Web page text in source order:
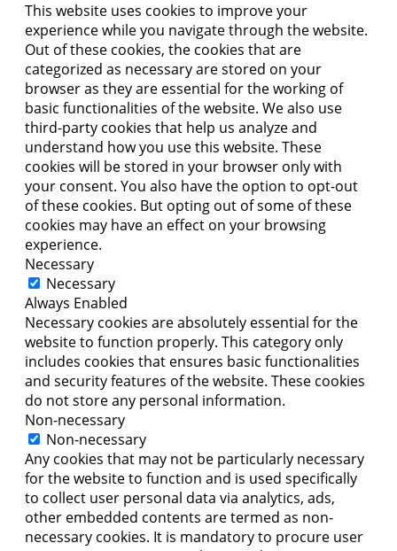
This website uses cookies to improve your
experience while you navigate through the website.
Out of these cookies, the cookies that are
categorized as necessary are stored on your
browser as they are essential for the working of
basic functionalities of the website. We also use
third-party cookies that help us analyze and
understand how you use this website. These
cookies will be stored in your browser only with
your consent. You also have the option to opt-out
of these cookies. But opting out of some of these
cookies may have an effect on your browsing
experience.
Necessary
Necessary
Always Enabled
Necessary cookies are absolutely essential for the
website to function properly. This category only
includes cookies that ensures basic functionalities
and security features of the website. These cookies
do not store any personal information.
Non-necessary
Non-necessary
Any cookies that may not be particularly necessary
for the website to function and is used specifically
to collect user personal data via analytics, ads,
other embedded contents are termed as non-
necessary cookies. It is mandatory to procure user